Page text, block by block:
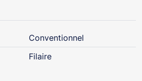
Conventionnel
Filaire